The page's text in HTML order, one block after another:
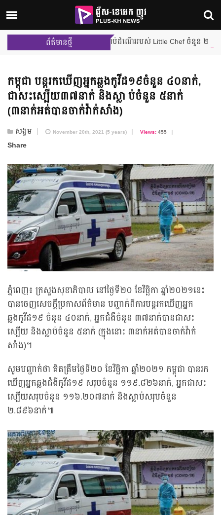
ព័ត៌មានថ្មី
ារប្រកួតជម្រុះលើកដំបូង បញ្ចប់ដំណើររបស់ Little Chef ចំនួន ២ រូប ពីផ្ទះបាយ
កម្ពុជា បន្តរកឃើញ​អ្នកឆ្លង​កូវីដ១៩​ចំនួន ៤០នាក់,
ជាសះស្បើយ​៣៧នាក់ និង​ស្លា ប់​ចំនួន ៥នាក់
(៣នាក់​អត់បាន​ចាក់​វ៉ាក់សាំង)
សង្គម November 20th, 2021 (5 years) Views:455
Share
ភ្នំពេញ៖ ក្រសួងសុខាភិបាល នៅថ្ងៃទី២០ ខែវិច្ឆិកា ឆ្នាំ២០២១នេះ
បានចេញសេចក្តីប្រកាសព័ត៌មាន បញ្ជាក់ពីការបន្តរកឃើញអ្នក
ឆ្លងកូវីដ១៩ ចំនួន ៤០នាក់, អ្នកជំងឺចំនួន ៣៧នាក់បានជាសះ
ស្បើយ និងស្លាប់ចំនួន ៥នាក់ (ក្នុងនោះ ៣នាក់អត់បានចាក់វ៉ាក់
សាំង)។
សូមបញ្ជាក់ថា គិតត្រឹមថ្ងៃទី២០ ខែវិច្ឆិកា ឆ្នាំ២០២១ កម្ពុជា បានរក
ឃើញអ្នកឆ្លងជំងឺកូវីដ១៩ សរុបចំនួន ១១៩.៨២៦នាក់, អ្នកជាសះ
ស្បើយសរុបចំនួន ១១៦.២០៧នាក់ និងស្លាប់សរុបចំនួន
២.៨៩៦នាក់៕